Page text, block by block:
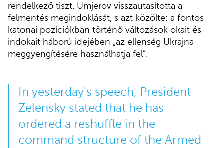
rendelkező tiszt. Umjerov visszautasította a
felmentés megindoklását, s azt közölte: a fontos
katonai pozíciókban történő változások okait és
indokait háború idejében „az ellenség Ukrajna
meggyengítésére használhatja fel”.
In yesterday's speech, President
Zelensky stated that he has
ordered a reshuffle in the
command structure of the Armed